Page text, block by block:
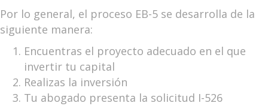
Por lo general, el proceso EB-5 se desarrolla de la
siguiente manera:
Encuentras el proyecto adecuado en el que
invertir tu capital
Realizas la inversión
Tu abogado presenta la solicitud I-526